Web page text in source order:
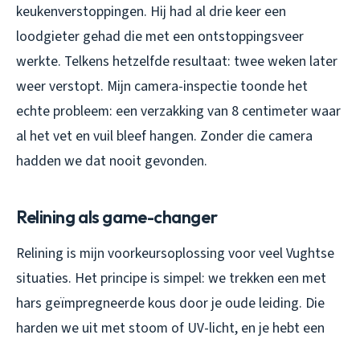
keukenverstoppingen. Hij had al drie keer een
loodgieter gehad die met een ontstoppingsveer
werkte. Telkens hetzelfde resultaat: twee weken later
weer verstopt. Mijn camera-inspectie toonde het
echte probleem: een verzakking van 8 centimeter waar
al het vet en vuil bleef hangen. Zonder die camera
hadden we dat nooit gevonden.
Relining als game-changer
Relining is mijn voorkeursoplossing voor veel Vughtse
situaties. Het principe is simpel: we trekken een met
hars geïmpregneerde kous door je oude leiding. Die
harden we uit met stoom of UV-licht, en je hebt een